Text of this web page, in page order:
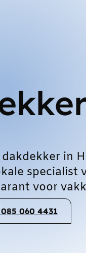
in
specialist
voor
085 060 4431